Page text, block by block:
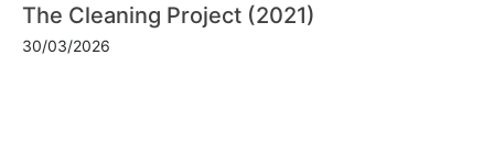
The Cleaning Project (2021)
30/03/2026